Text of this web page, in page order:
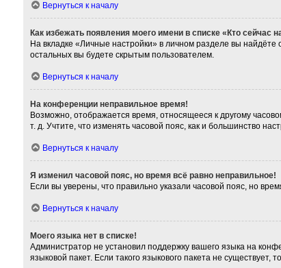
Вернуться к началу
Как избежать появления моего имени в списке «Кто сейчас
На вкладке «Личные настройки» в личном разделе вы найдёте
остальных вы будете скрытым пользователем.
Вернуться к началу
На конференции неправильное время!
Возможно, отображается время, относящееся к другому
т. д. Учтите, что изменять часовой пояс, как и большинство
Вернуться к началу
Я изменил часовой пояс, но время всё равно неправильное!
Если вы уверены, что правильно указали часовой пояс, но
Вернуться к началу
Моего языка нет в списке!
Администратор не установил поддержку вашего языка на
языковой пакет. Если такого языкового пакета не